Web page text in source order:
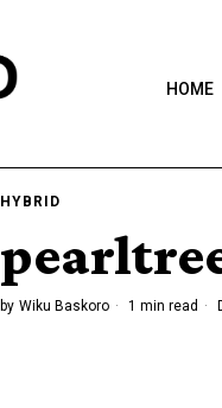
HOME
HYBRID
by Wiku Baskoro 1 min read